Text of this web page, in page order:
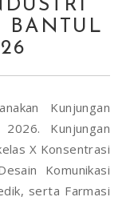
BANTUL
Kunjungan
Kunjungan
X Konsentrasi
Komunikasi
serta Farmasi